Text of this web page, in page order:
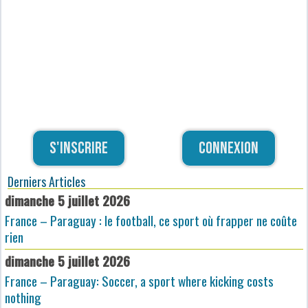
S'inscrire Connexion
Derniers Articles
dimanche 5 juillet 2026
France – Paraguay : le football, ce sport où frapper ne coûte
rien
dimanche 5 juillet 2026
France – Paraguay: Soccer, a sport where kicking costs
nothing